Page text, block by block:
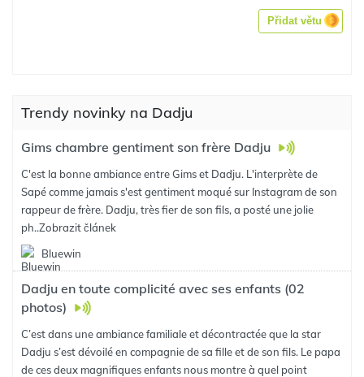
Přidat větu
Trendy novinky na Dadju
Gims chambre gentiment son frère Dadju
C'est la bonne ambiance entre Gims et Dadju. L'interprète de
Sapé comme jamais s'est gentiment moqué sur Instagram de son
rappeur de frère. Dadju, très fier de son fils, a posté une jolie
ph..Zobrazit článek
Bluewin
Dadju en toute complicité avec ses enfants (02
photos)
C’est dans une ambiance familiale et décontractée que la star
Dadju s’est dévoilé en compagnie de sa fille et de son fils. Le papa
de ces deux magnifiques enfants nous montre à quel point